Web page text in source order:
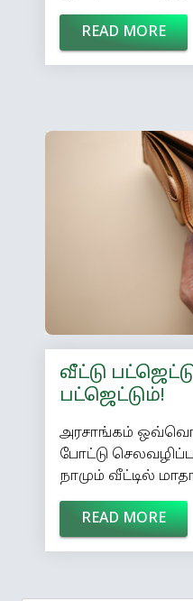
இருப்பதை
வாழ்ந்துவிடலாம்
பேசுவதற்குமுன்
எழுதுவதற்குமுன்
முதலீடு
செய்; விமர்சனம்
பொறுமை
மன்னித்து விடு;
விடுவதற்குமுன்
இறப்பதற்குமுன்
READ MORE
வீட்டு
பட்ஜெட்டும்!
அரசாங்கம்
போட்டு
நாமும் வீட்டில்
போட்டுச்
அவசியம்.
பட்ஜெட்டைப்
READ MORE